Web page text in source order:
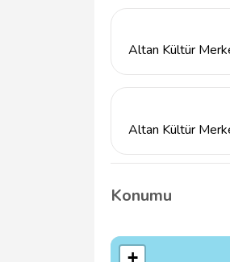
Altan Kültür
Altan Kültür
Altan Kültür
Konumu
+